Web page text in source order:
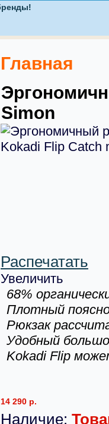
Главная
Simon
Распечатать
Увеличить
68%
Плотный
Рюкзак
Удобный
Kokadi Flip
14 290 р.
Наличие: